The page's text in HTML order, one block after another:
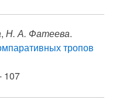
, Н. А. Фатеева.
тропов
107